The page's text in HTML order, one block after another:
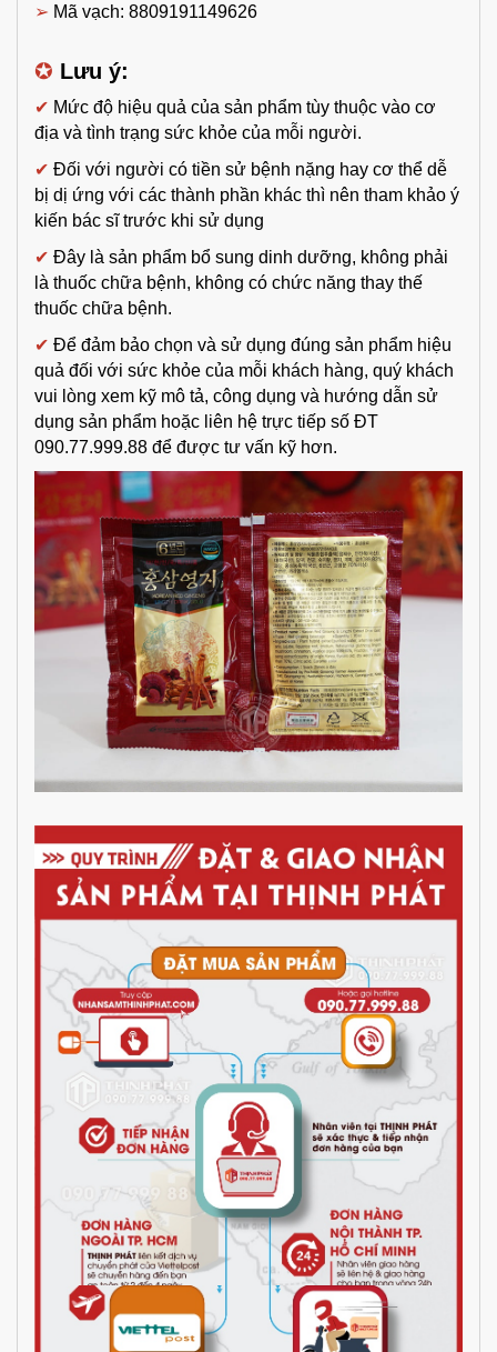
➢ Mã vạch: 8809191149626
✪ Lưu ý:
✔ Mức độ hiệu quả của sản phẩm tùy thuộc vào cơ
địa và tình trạng sức khỏe của mỗi người.
✔ Đối với người có tiền sử bệnh nặng hay cơ thể dễ
bị dị ứng với các thành phần khác thì nên tham khảo ý
kiến bác sĩ trước khi sử dụng
✔ Đây là sản phẩm bổ sung dinh dưỡng, không phải
là thuốc chữa bệnh, không có chức năng thay thế
thuốc chữa bệnh.
✔ Để đảm bảo chọn và sử dụng đúng sản phẩm hiệu
quả đối với sức khỏe của mỗi khách hàng, quý khách
vui lòng xem kỹ mô tả, công dụng và hướng dẫn sử
dụng sản phẩm hoặc liên hệ trực tiếp số ĐT
090.77.999.88 để được tư vấn kỹ hơn.